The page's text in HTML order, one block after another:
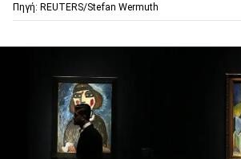
Πηγή: REUTERS/Stefan Wermuth